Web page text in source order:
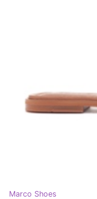
Marco Shoes